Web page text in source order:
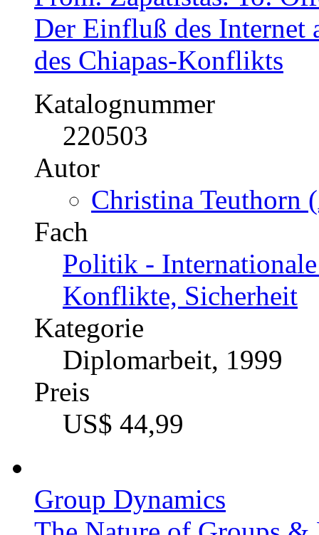
Katalognummer
215990
Autor
Lothar Mikulla
Fach
Geschichte Europa -
Neuzeit
Kategorie
Magisterarbeit, 1997
Preis
US$ 42,99
From: Zapatistas. To:
des Chiapas-Konflikts